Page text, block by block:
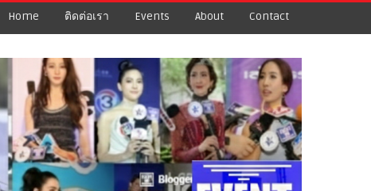
Home ติดต่อเรา Events About Contact